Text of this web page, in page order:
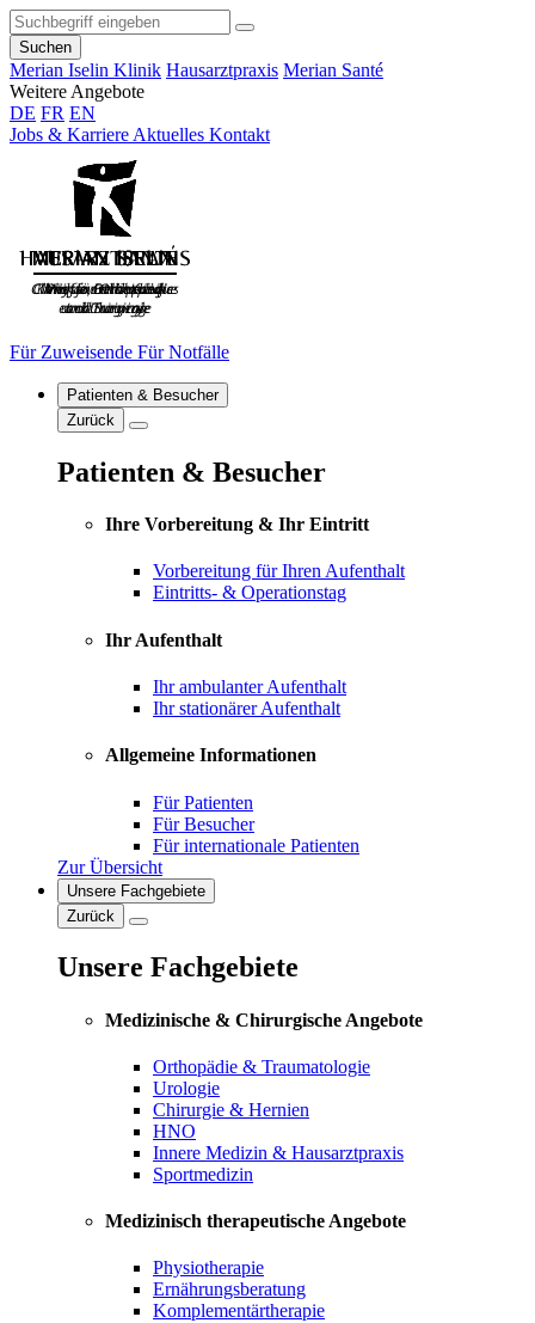
Suchen
Merian Iselin Klinik Hausarztpraxis Merian Santé
Weitere Angebote
DE FR EN
Jobs & Karriere Aktuelles Kontakt
Für Zuweisende Für Notfälle
Patienten & Besucher
Zurück
Patienten & Besucher
Ihre Vorbereitung & Ihr Eintritt
Vorbereitung für Ihren Aufenthalt
Eintritts- & Operationstag
Ihr Aufenthalt
Ihr ambulanter Aufenthalt
Ihr stationärer Aufenthalt
Allgemeine Informationen
Für Patienten
Für Besucher
Für internationale Patienten
Zur Übersicht
Unsere Fachgebiete
Zurück
Unsere Fachgebiete
Medizinische & Chirurgische Angebote
Orthopädie & Traumatologie
Urologie
Chirurgie & Hernien
HNO
Innere Medizin & Hausarztpraxis
Sportmedizin
Medizinisch therapeutische Angebote
Physiotherapie
Ernährungsberatung
Komplementärtherapie